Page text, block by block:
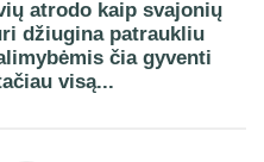
atrodo kaip svajonių
džiugina patraukliu
čia gyventi
visą...